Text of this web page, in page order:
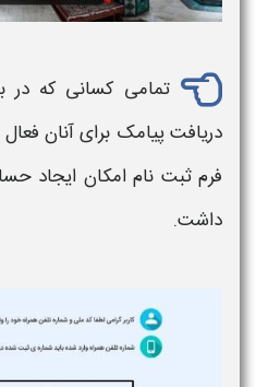
تمامی کسانی که در
دریافت پیامک برای آنان
فرم ثبت نام امکان ایجاد
داشت.